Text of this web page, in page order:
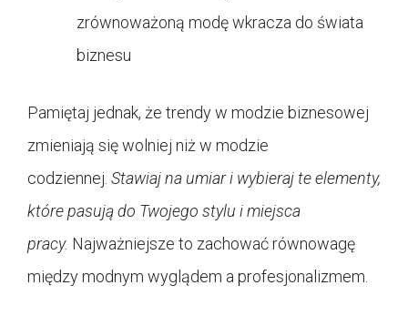
zrównoważoną modę wkracza do świata
biznesu
Pamiętaj jednak, że trendy w modzie biznesowej
zmieniają się wolniej niż w modzie
codziennej. Stawiaj na umiar i wybieraj te elementy,
które pasują do Twojego stylu i miejsca
pracy. Najważniejsze to zachować równowagę
między modnym wyglądem a profesjonalizmem.